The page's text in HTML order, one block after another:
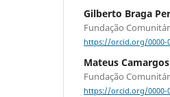
Gilberto Braga
Fundação
https://orcid.org/0000-
Mateus
Fundação
https://orcid.org/0000-